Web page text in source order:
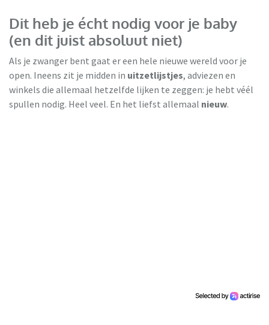
Dit heb je écht nodig voor je baby
(en dit juist absoluut niet)
Als je zwanger bent gaat er een hele nieuwe wereld voor je
open. Ineens zit je midden in uitzetlijstjes, adviezen en
winkels die allemaal hetzelfde lijken te zeggen: je hebt véél
spullen nodig. Heel veel. En het liefst allemaal nieuw.